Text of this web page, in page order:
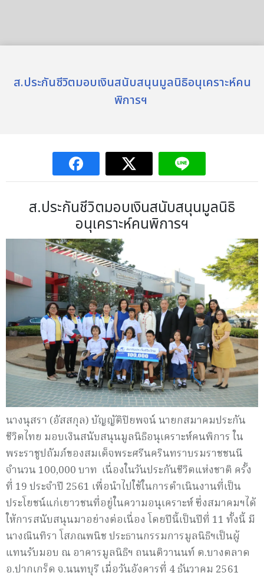
ส.ประกันชีวิตมอบเงินสนับสนุนมูลนิธิอนุเคราะห์คน
พิการฯ
ส.ประกันชีวิตมอบเงินสนับสนุนมูลนิธิ
อนุเคราะห์คนพิการฯ
นางนุสรา (อัสสกุล) บัญญัติปิยพจน์ นายกสมาคมประกัน
ชีวิตไทย มอบเงินสนับสนุนมูลนิธิอนุเคราะห์คนพิการ ใน
พระราชูปถัมภ์ของสมเด็จพระศรีนครินทราบรมราชชนนี
จำนวน 100,000 บาท เนื่องในวันประกันชีวิตแห่งชาติ ครั้ง
ที่ 19 ประจำปี 2561 เพื่อนำไปใช้ในการดำเนินงานที่เป็น
ประโยชน์แก่เยาวชนที่อยู่ในความอนุเคราะห์ ซึ่งสมาคมฯได้
ให้การสนับสนุนมาอย่างต่อเนื่อง โดยปีนี้เป็นปีที่ 11 ทั้งนี้ มี
นางณินทิรา โสภณพนิช ประธานกรรมการมูลนิธิฯเป็นผู้
แทนรับมอบ ณ อาคารมูลนิธิฯ ถนนติวานนท์ ต.บางตลาด
อ.ปากเกร็ด จ.นนทบุรี เมื่อวันอังคารที่ 4 ธันวาคม 2561